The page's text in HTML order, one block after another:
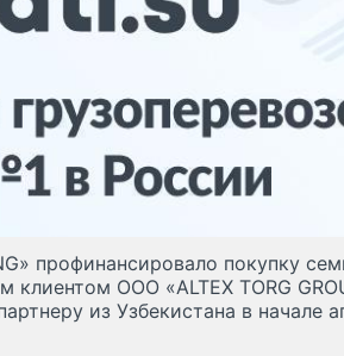
профинансировало покупку
ООО «ALTEX TORG
из Узбекистана в начале